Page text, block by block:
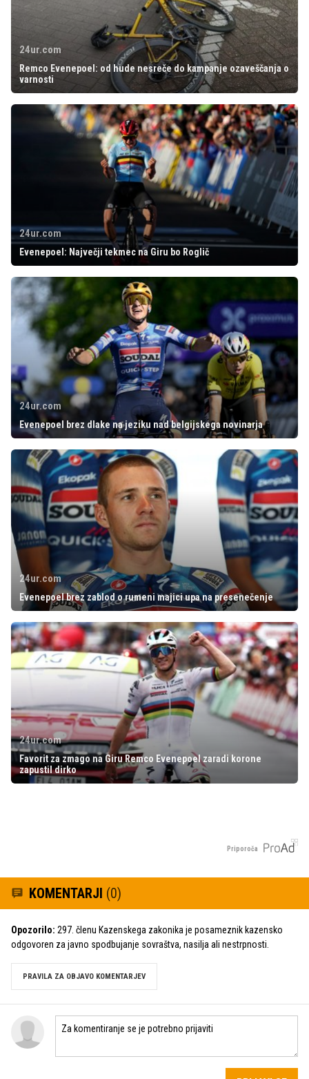
24ur.com
Remco Evenepoel: od hude nesreče do kampanje ozaveščanja o
varnosti
24ur.com
Evenepoel: Največji tekmec na Giru bo Roglič
24ur.com
Evenepoel brez dlake na jeziku nad belgijskega novinarja
24ur.com
Evenepoel brez zablod o rumeni majici upa na presenečenje
24ur.com
Favorit za zmago na Giru Remco Evenepoel zaradi korone
zapustil dirko
Priporoča
KOMENTARJI (0)
Opozorilo: 297. členu Kazenskega zakonika je posameznik kazensko
odgovoren za javno spodbujanje sovraštva, nasilja ali nestrpnosti.
PRAVILA ZA OBJAVO KOMENTARJEV